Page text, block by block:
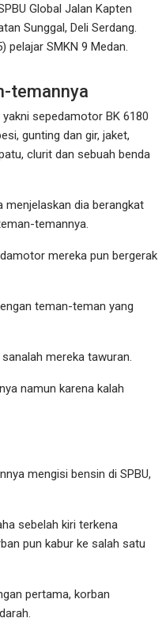
Global Jalan Kapten
Sunggal, Deli Serdang.
pelajar SMKN 9 Medan.
temannya
sepedamotor BK 6180
gunting dan gir, jaket,
clurit dan sebuah benda
menjelaskan dia berangkat
temannya.
mereka pun bergerak
teman-teman yang
mereka tawuran.
namun karena kalah
mengisi bensin di SPBU,
sebelah kiri terkena
pun kabur ke salah satu
pertama, korban